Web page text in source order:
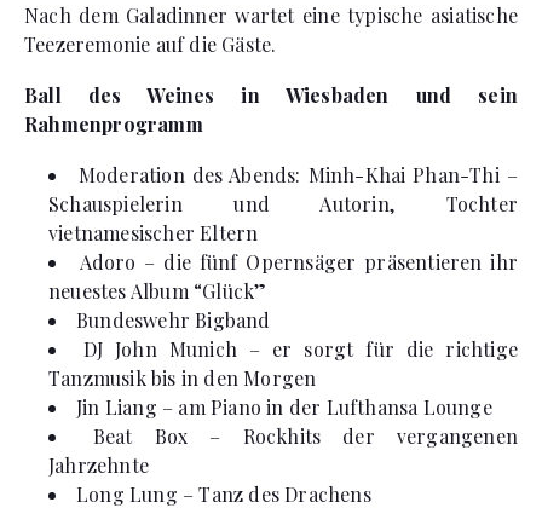
Nach dem Galadinner wartet eine typische asiatische
Teezeremonie auf die Gäste.
Ball des Weines in Wiesbaden und sein
Rahmenprogramm
Moderation des Abends: Minh-Khai Phan-Thi –
Schauspielerin und Autorin, Tochter
vietnamesischer Eltern
Adoro – die fünf Opernsäger präsentieren ihr
neuestes Album “Glück”
Bundeswehr Bigband
DJ John Munich – er sorgt für die richtige
Tanzmusik bis in den Morgen
Jin Liang – am Piano in der Lufthansa Lounge
Beat Box – Rockhits der vergangenen
Jahrzehnte
Long Lung – Tanz des Drachens